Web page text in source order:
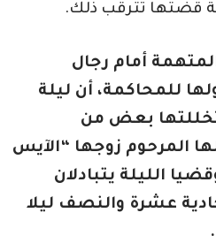
أمام رجال
للمحاكمة، أن ليلة
تخللتها بعض من
المرحوم زوجها “الآيس
الليلة يتبادلان
عشرة والنصف ليلا